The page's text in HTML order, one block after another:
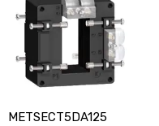
METSECT5DA125